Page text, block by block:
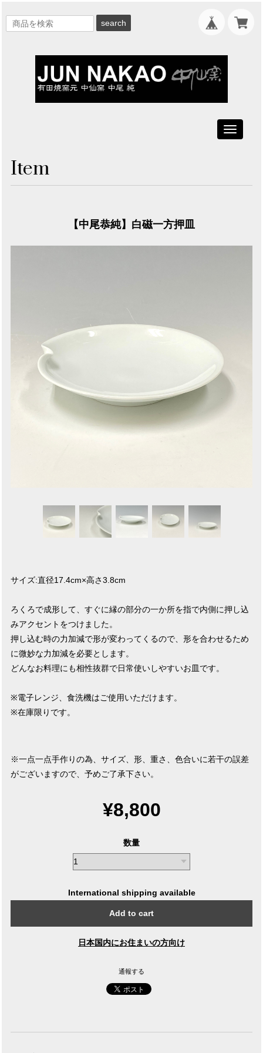
search
Toggle
Item
【中尾恭純】白磁一方押皿
サイズ:直径17.4cm×高さ3.8cm
ろくろで成形して、すぐに縁の部分の一か所を指で内側に押し込
みアクセントをつけました。
押し込む時の力加減で形が変わってくるので、形を合わせるため
に微妙な力加減を必要とします。
どんなお料理にも相性抜群で日常使いしやすいお皿です。
※電子レンジ、食洗機はご使用いただけます。
※在庫限りです。
※一点一点手作りの為、サイズ、形、重さ、色合いに若干の誤差
がございますので、予めご了承下さい。
¥8,800
数量
International shipping available
Add to cart
日本国内にお住まいの方向け
通報する